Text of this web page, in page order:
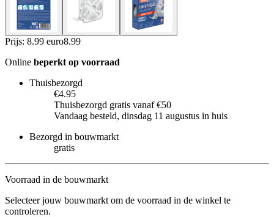
Prijs: 8.99 euro8.99
Online beperkt op voorraad
Thuisbezorgd
€4.95
Thuisbezorgd gratis vanaf €50
Vandaag besteld, dinsdag 11 augustus in huis
Bezorgd in bouwmarkt
gratis
Voorraad in de bouwmarkt
Selecteer jouw bouwmarkt om de voorraad in de winkel te
controleren.